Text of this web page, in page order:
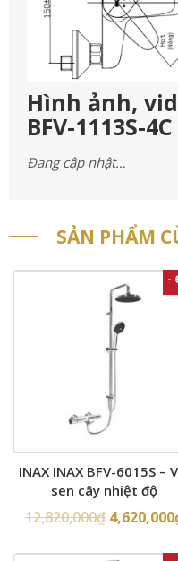
Hình ảnh,
BFV-1113S-
Đang cập nhật…
SẢN PHẨM
-
INAX INAX BFV-6015S –
sen cây nhiệt độ
12,820,000₫ 4,620,000